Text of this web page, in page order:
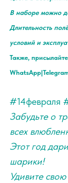
В наборе можно
Длительность
условий и
Также,
#14февраля
Забудьте о
всех
Этот год
шарики!
Удивите